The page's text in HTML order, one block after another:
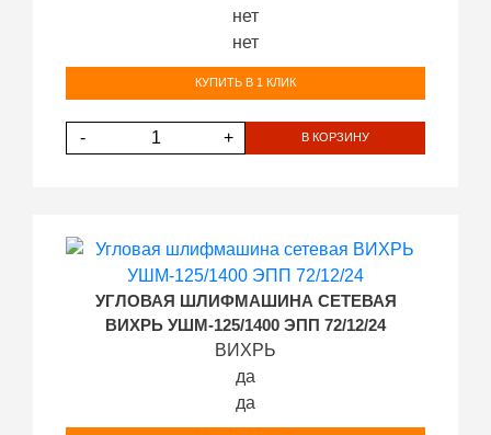
нет
нет
КУПИТЬ В 1 КЛИК
- + В КОРЗИНУ
УГЛОВАЯ ШЛИФМАШИНА СЕТЕВАЯ
ВИХРЬ УШМ-125/1400 ЭПП 72/12/24
ВИХРЬ
да
да